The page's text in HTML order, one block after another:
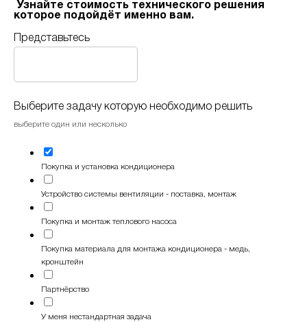
Узнайте стоимость технического решения
которое подойдёт именно вам.
Представьтесь
Выберите задачу которую необходимо решить
выберите один или несколько
Покупка и установка кондиционера
Устройство системы вентиляции - поставка, монтаж
Покупка и монтаж теплового насоса
Покупка материала для монтажа кондиционера - медь,
кронштейн
Партнёрство
У меня нестандартная задача